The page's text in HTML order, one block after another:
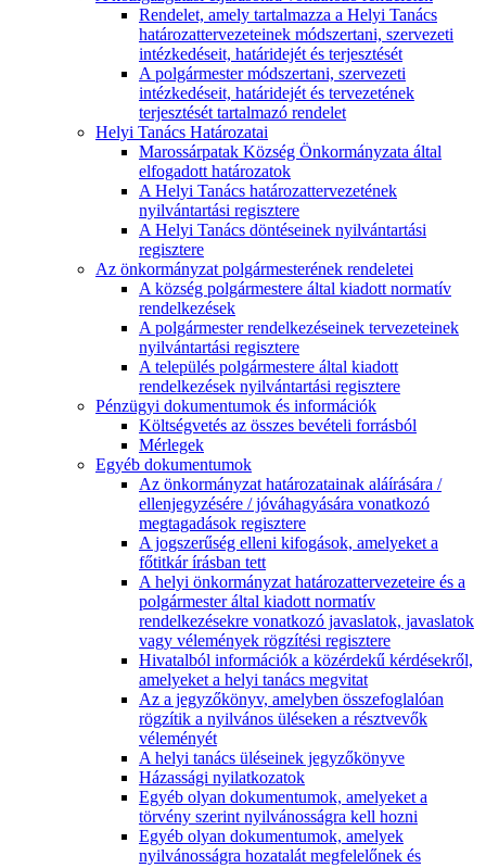
Rendelet, amely tartalmazza a Helyi Tanács
határozattervezeteinek módszertani, szervezeti
intézkedéseit, határidejét és terjesztését
A polgármester módszertani, szervezeti
intézkedéseit, határidejét és tervezetének
terjesztését tartalmazó rendelet
Helyi Tanács Határozatai
Marossárpatak Község Önkormányzata által
elfogadott határozatok
A Helyi Tanács határozattervezetének
nyilvántartási regisztere
A Helyi Tanács döntéseinek nyilvántartási
regisztere
Az önkormányzat polgármesterének rendeletei
A község polgármestere által kiadott normatív
rendelkezések
A polgármester rendelkezéseinek tervezeteinek
nyilvántartási regisztere
A település polgármestere által kiadott
rendelkezések nyilvántartási regisztere
Pénzügyi dokumentumok és információk
Költségvetés az összes bevételi forrásból
Mérlegek
Egyéb dokumentumok
Az önkormányzat határozatainak aláírására /
ellenjegyzésére / jóváhagyására vonatkozó
megtagadások regisztere
A jogszerűség elleni kifogások, amelyeket a
főtitkár írásban tett
A helyi önkormányzat határozattervezeteire és a
polgármester által kiadott normatív
rendelkezésekre vonatkozó javaslatok, javaslatok
vagy vélemények rögzítési regisztere
Hivatalból információk a közérdekű kérdésekről,
amelyeket a helyi tanács megvitat
Az a jegyzőkönyv, amelyben összefoglalóan
rögzítik a nyilvános üléseken a résztvevők
véleményét
A helyi tanács üléseinek jegyzőkönyve
Házassági nyilatkozatok
Egyéb olyan dokumentumok, amelyeket a
törvény szerint nyilvánosságra kell hozni
Egyéb olyan dokumentumok, amelyek
nyilvánosságra hozatalát megfelelőnek és